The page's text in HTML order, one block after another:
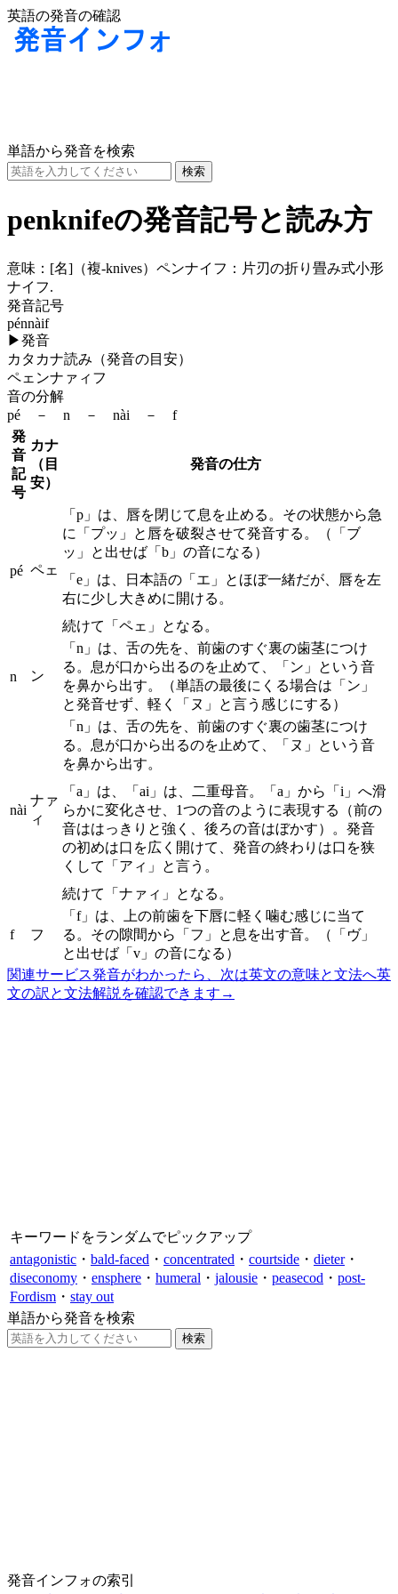
英語の発音の確認
単語から発音を検索
penknifeの発音記号と読み方
意味： [名] （複-knives）ペンナイフ：片刃の折り畳み式小形
ナイフ.
発音記号
pénnàif
▶発音
カタカナ読み（発音の目安）
ペェンナァィフ
音の分解
pé － n － nài － f
発
音
記
号
カナ
（目
安）
発音の仕方
pé ペェ
「p」は、唇を閉じて息を止める。その状態から急
に「プッ」と唇を破裂させて発音する。（「ブ
ッ」と出せば「b」の音になる）
「e」は、日本語の「エ」とほぼ一緒だが、唇を左
右に少し大きめに開ける。
続けて「ペェ」となる。
n ン
「n」は、舌の先を、前歯のすぐ裏の歯茎につけ
る。息が口から出るのを止めて、「ン」という音
を鼻から出す。（単語の最後にくる場合は「ン」
と発音せず、軽く「ヌ」と言う感じにする）
nài
ナァ
ィ
「n」は、舌の先を、前歯のすぐ裏の歯茎につけ
る。息が口から出るのを止めて、「ヌ」という音
を鼻から出す。
「a」は、「ai」は、二重母音。「a」から「i」へ滑
らかに変化させ、1つの音のように表現する（前の
音ははっきりと強く、後ろの音はぼかす）。発音
の初めは口を広く開けて、発音の終わりは口を狭
くして「アィ」と言う。
続けて「ナァィ」となる。
f フ
「f」は、上の前歯を下唇に軽く噛む感じに当て
る。その隙間から「フ」と息を出す音。（「ヴ」
と出せば「v」の音になる）
関連サービス発音がわかったら、次は英文の意味と文法へ英
文の訳と文法解説を確認できます →
キーワードをランダムでピックアップ
antagonistic ・ bald-faced ・ concentrated ・ courtside ・ dieter・
diseconomy ・ ensphere ・ humeral ・ jalousie ・ peasecod ・ post-
Fordism ・ stay out
単語から発音を検索
発音インフォの索引